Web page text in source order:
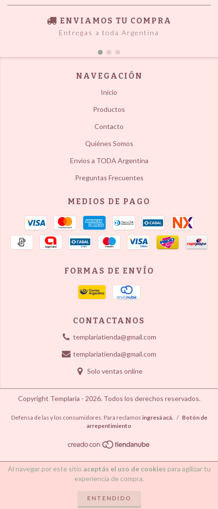
Al navegar por este sitio aceptás el uso de cookies para agilizar tu
experiencia de compra.
ENTENDIDO
ENVIAMOS TU COMPRA
Entregas a toda Argentina
NAVEGACIÓN
Inicio
Productos
Contacto
Quiénes Somos
Envios a TODA Argentina
Preguntas Frecuentes
MEDIOS DE PAGO
FORMAS DE ENVÍO
CONTACTANOS
templariatienda@gmail.com
templariatienda@gmail.com
Solo ventas online
Copyright Templaria - 2026. Todos los derechos reservados.
Defensa de las y los consumidores. Para reclamos ingresá acá. / Botón de
arrepentimiento